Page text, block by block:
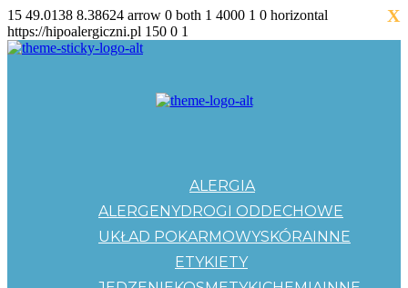
15 49.0138 8.38624 arrow 0 both 1 4000 1 0 horizontal
https://hipoalergiczni.pl 150 0 1
ALERGIA
ALERGENYDROGI ODDECHOWE
UKŁAD POKARMOWYSKÓRAINNE
ETYKIETY
X